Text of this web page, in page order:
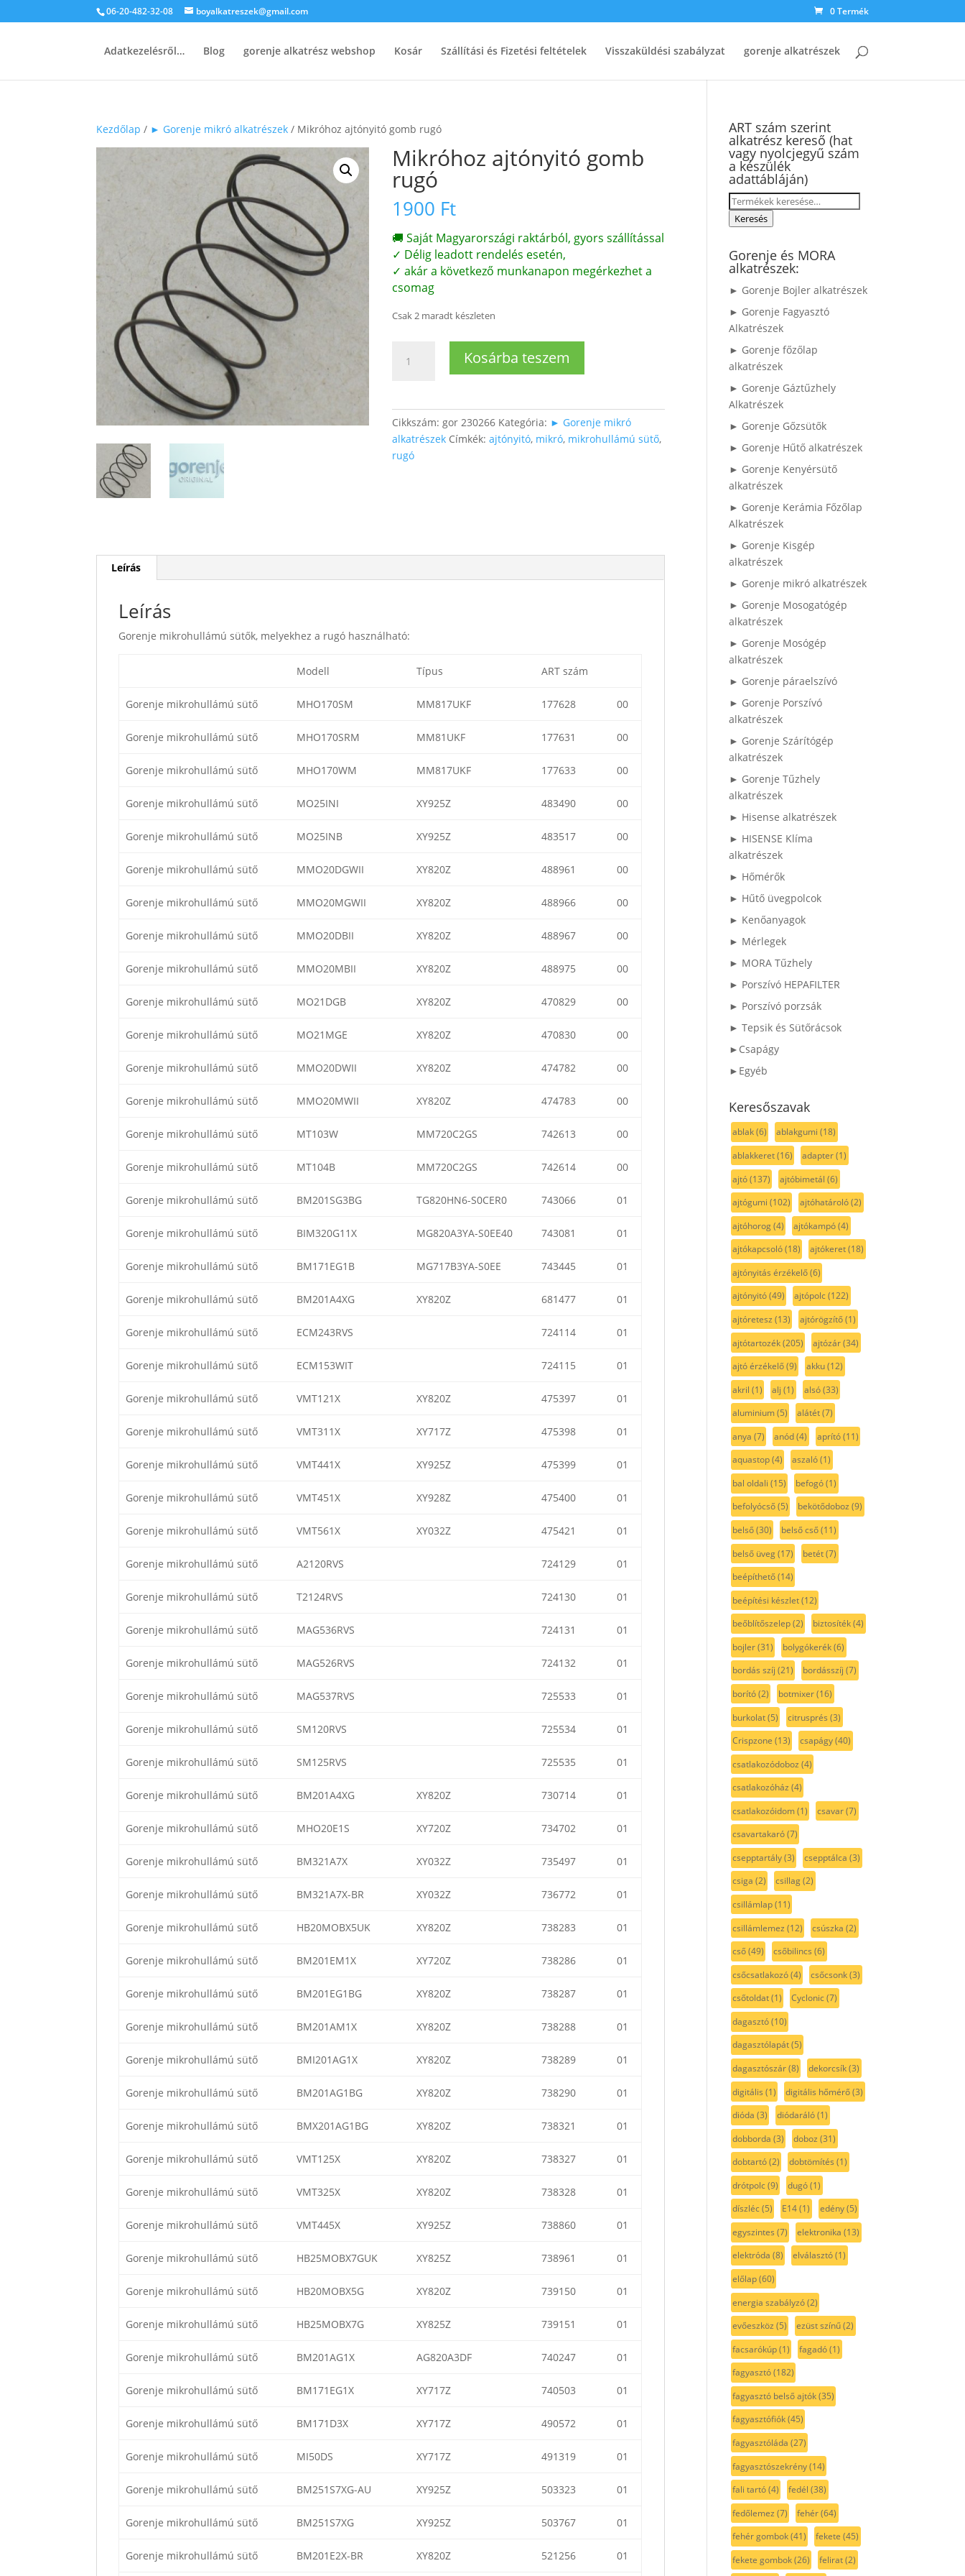
06-20-482-32-08 boyalkatreszek@gmail.com 0 Termék
Adatkezelésről… Blog gorenje alkatrész webshop Kosár Szállítási és Fizetési feltételek Visszaküldési szabályzat gorenje alkatrészek
Kezdőlap / ► Gorenje mikró alkatrészek / Mikróhoz ajtónyitó gomb rugó
Mikróhoz ajtónyitó gomb
rugó
1900 Ft
🚚 Saját Magyarországi raktárból, gyors szállítással
✓ Délig leadott rendelés esetén,
✓ akár a következő munkanapon megérkezhet a
csomag
Csak 2 maradt készleten
ajtónyitó
mennyiség
Kosárba teszem
Cikkszám:gor 230266 Kategória: ► Gorenje mikró
alkatrészek Címkék:ajtónyitó, mikró, mikrohullámú sütő,
rugó
Leírás
Leírás
Gorenje mikrohullámú sütők, melyekhez a rugó használható:
Modell Típus ART szám
Gorenje mikrohullámú sütő MHO170SM MM817UKF 177628 00
Gorenje mikrohullámú sütő MHO170SRM MM81UKF 177631 00
Gorenje mikrohullámú sütő MHO170WM MM817UKF 177633 00
Gorenje mikrohullámú sütő MO25INI XY925Z 483490 00
Gorenje mikrohullámú sütő MO25INB XY925Z 483517 00
Gorenje mikrohullámú sütő MMO20DGWII XY820Z 488961 00
Gorenje mikrohullámú sütő MMO20MGWII XY820Z 488966 00
Gorenje mikrohullámú sütő MMO20DBII XY820Z 488967 00
Gorenje mikrohullámú sütő MMO20MBII XY820Z 488975 00
Gorenje mikrohullámú sütő MO21DGB XY820Z 470829 00
Gorenje mikrohullámú sütő MO21MGE XY820Z 470830 00
Gorenje mikrohullámú sütő MMO20DWII XY820Z 474782 00
Gorenje mikrohullámú sütő MMO20MWII XY820Z 474783 00
Gorenje mikrohullámú sütő MT103W MM720C2GS 742613 00
Gorenje mikrohullámú sütő MT104B MM720C2GS 742614 00
Gorenje mikrohullámú sütő BM201SG3BG TG820HN6-S0CER0 743066 01
Gorenje mikrohullámú sütő BIM320G11X MG820A3YA-S0EE40 743081 01
Gorenje mikrohullámú sütő BM171EG1B MG717B3YA-S0EE 743445 01
Gorenje mikrohullámú sütő BM201A4XG XY820Z 681477 01
Gorenje mikrohullámú sütő ECM243RVS 724114 01
Gorenje mikrohullámú sütő ECM153WIT 724115 01
Gorenje mikrohullámú sütő VMT121X XY820Z 475397 01
Gorenje mikrohullámú sütő VMT311X XY717Z 475398 01
Gorenje mikrohullámú sütő VMT441X XY925Z 475399 01
Gorenje mikrohullámú sütő VMT451X XY928Z 475400 01
Gorenje mikrohullámú sütő VMT561X XY032Z 475421 01
Gorenje mikrohullámú sütő A2120RVS 724129 01
Gorenje mikrohullámú sütő T2124RVS 724130 01
Gorenje mikrohullámú sütő MAG536RVS 724131 01
Gorenje mikrohullámú sütő MAG526RVS 724132 01
Gorenje mikrohullámú sütő MAG537RVS 725533 01
Gorenje mikrohullámú sütő SM120RVS 725534 01
Gorenje mikrohullámú sütő SM125RVS 725535 01
Gorenje mikrohullámú sütő BM201A4XG XY820Z 730714 01
Gorenje mikrohullámú sütő MHO20E1S XY720Z 734702 01
Gorenje mikrohullámú sütő BM321A7X XY032Z 735497 01
Gorenje mikrohullámú sütő BM321A7X-BR XY032Z 736772 01
Gorenje mikrohullámú sütő HB20MOBX5UK XY820Z 738283 01
Gorenje mikrohullámú sütő BM201EM1X XY720Z 738286 01
Gorenje mikrohullámú sütő BM201EG1BG XY820Z 738287 01
Gorenje mikrohullámú sütő BM201AM1X XY820Z 738288 01
Gorenje mikrohullámú sütő BMI201AG1X XY820Z 738289 01
Gorenje mikrohullámú sütő BM201AG1BG XY820Z 738290 01
Gorenje mikrohullámú sütő BMX201AG1BG XY820Z 738321 01
Gorenje mikrohullámú sütő VMT125X XY820Z 738327 01
Gorenje mikrohullámú sütő VMT325X XY820Z 738328 01
Gorenje mikrohullámú sütő VMT445X XY925Z 738860 01
Gorenje mikrohullámú sütő HB25MOBX7GUK XY825Z 738961 01
Gorenje mikrohullámú sütő HB20MOBX5G XY820Z 739150 01
Gorenje mikrohullámú sütő HB25MOBX7G XY825Z 739151 01
Gorenje mikrohullámú sütő BM201AG1X AG820A3DF 740247 01
Gorenje mikrohullámú sütő BM171EG1X XY717Z 740503 01
Gorenje mikrohullámú sütő BM171D3X XY717Z 490572 01
Gorenje mikrohullámú sütő MI50DS XY717Z 491319 01
Gorenje mikrohullámú sütő BM251S7XG-AU XY925Z 503323 01
Gorenje mikrohullámú sütő BM251S7XG XY925Z 503767 01
Gorenje mikrohullámú sütő BM201E2X-BR XY820Z 521256 01
ART szám szerint
alkatrész kereső (hat
vagy nyolcjegyű szám
a készülék
adattábláján)
Keresés
a Keresés
Gorenje és MORA
alkatrészek:
► Gorenje Bojler alkatrészek
► Gorenje Fagyasztó
Alkatrészek
► Gorenje főzőlap
alkatrészek
► Gorenje Gáztűzhely
Alkatrészek
► Gorenje Gőzsütők
► Gorenje Hűtő alkatrészek
► Gorenje Kenyérsütő
alkatrészek
► Gorenje Kerámia Főzőlap
Alkatrészek
► Gorenje Kisgép
alkatrészek
► Gorenje mikró alkatrészek
► Gorenje Mosogatógép
alkatrészek
► Gorenje Mosógép
alkatrészek
► Gorenje páraelszívó
► Gorenje Porszívó
alkatrészek
► Gorenje Szárítógép
alkatrészek
► Gorenje Tűzhely
alkatrészek
► Hisense alkatrészek
► HISENSE Klíma
alkatrészek
► Hőmérők
► Hűtő üvegpolcok
► Kenőanyagok
► Mérlegek
► MORA Tűzhely
► Porszívó HEPAFILTER
► Porszívó porzsák
► Tepsik és Sütőrácsok
►Csapágy
►Egyéb
Keresőszavak
ablak(6) ablakgumi (18)
ablakkeret(16) adapter(1)
ajtó(137) ajtóbimetál (6)
ajtógumi (102) ajtóhatároló(2)
ajtóhorog(4) ajtókampó(4)
ajtókapcsoló(18) ajtókeret(18)
ajtónyitás érzékelő(6)
ajtónyitó(49) ajtópolc(122)
ajtóretesz (13) ajtórögzítő(1)
ajtótartozék(205) ajtózár(34)
ajtó érzékelő(9) akku(12)
akril (1) alj (1) alsó(33)
aluminium(5) alátét(7)
anya (7) anód(4) aprító(11)
aquastop(4) aszaló(1)
bal oldali (15) befogó(1)
befolyócső(5) bekötődoboz (9)
belső(30) belső cső(11)
belső üveg(17) betét(7)
beépíthető(14)
beépítési készlet(12)
beőblítőszelep(2) biztosíték(4)
bojler(31) bolygókerék(6)
bordás szíj (21) bordásszíj (7)
borító(2) botmixer(16)
burkolat(5) citrusprés (3)
Crispzone (13) csapágy(40)
csatlakozódoboz (4)
csatlakozóház (4)
csatlakozóidom(1) csavar(7)
csavartakaró(7)
csepptartály(3) csepptálca (3)
csiga (2) csillag(2)
csillámlap(11)
csillámlemez (12) csúszka (2)
cső(49) csőbilincs (6)
csőcsatlakozó(4) csőcsonk(3)
csőtoldat(1) Cyclonic(7)
dagasztó(10)
dagasztólapát(5)
dagasztószár(8) dekorcsík(3)
digitális (1) digitális hőmérő(3)
dióda (3) diódaráló(1)
dobborda (3) doboz (31)
dobtartó(2) dobtömítés (1)
drótpolc(9) dugó(1)
díszléc(5) E14(1) edény(5)
egyszintes (7) elektronika (13)
elektróda (8) elválasztó(1)
előlap(60)
energia szabályzó(2)
evőeszköz (5) ezüst színű(2)
facsarókúp(1) fagadó(1)
fagyasztó(182)
fagyasztó belső ajtók(35)
fagyasztófiók(45)
fagyasztóláda (27)
fagyasztószekrény(14)
fali tartó(4) fedél (38)
fedőlemez (7) fehér(64)
fehér gombok(41) fekete (45)
fekete gombok(26) felirat(2)